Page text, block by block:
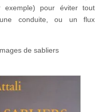
exemple) pour éviter tout
conduite, ou un flux
de sabliers